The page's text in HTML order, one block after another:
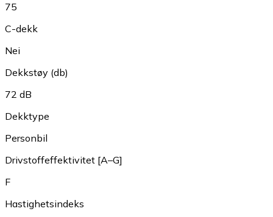
75
C-dekk
Nei
Dekkstøy (db)
72 dB
Dekktype
Personbil
Drivstoffeffektivitet [A–G]
F
Hastighetsindeks